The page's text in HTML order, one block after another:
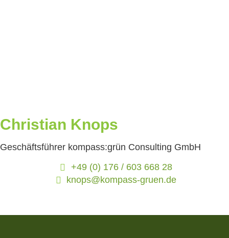
Christian Knops
Geschäftsführer kompass:grün Consulting GmbH
+49 (0) 176 / 603 668 28
knops@kompass-gruen.de